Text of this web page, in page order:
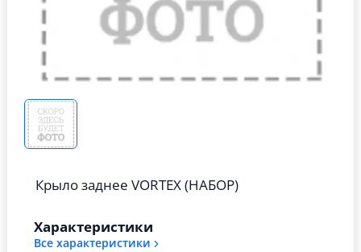
Крыло заднее VORTEX (НАБОР)
Характеристики
Все характеристики